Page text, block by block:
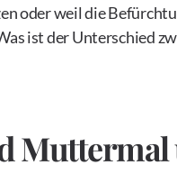
oder weil die
ist der Unterschied